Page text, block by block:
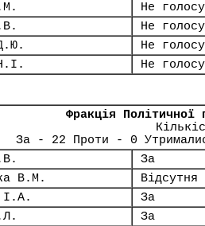
Не
Не
Не
Не
Фракція Політичної
За - 22 Проти - 0
За
В.М.
Відсутня
І.А.
За
За